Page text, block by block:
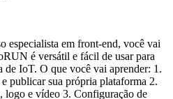
especialista em front-end, você vai
é versátil e fácil de usar para
de IoT. O que você vai aprender: 1.
publicar sua própria plataforma 2.
logo e vídeo 3. Configuração de